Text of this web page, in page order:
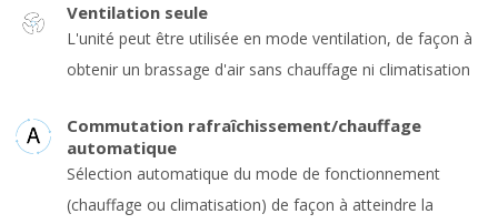
Ventilation seule
L'unité peut être utilisée en mode ventilation, de façon à
obtenir un brassage d'air sans chauffage ni climatisation
Commutation rafraîchissement/chauffage
automatique
Sélection automatique du mode de fonctionnement
(chauffage ou climatisation) de façon à atteindre la